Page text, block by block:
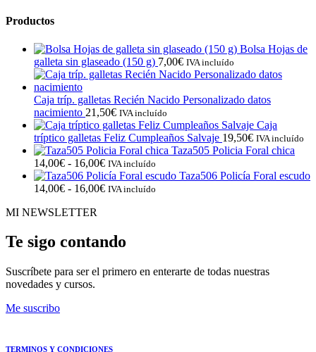
Productos
Bolsa Hojas de
galleta sin glaseado (150 g) 7,00€ IVA incluído
Caja tríp. galletas Recién Nacido Personalizado datos
nacimiento 21,50€ IVA incluído
Caja
tríptico galletas Feliz Cumpleaños Salvaje 19,50€ IVA incluído
Taza505 Policia Foral chica
14,00€ - 16,00€Rango
de
precios:
16,00€
IVA incluído
Taza506 Policía Foral escudo
14,00€ - 16,00€Rango
14,00€
hasta
IVA incluído
MI NEWSLETTER
Te sigo contando
Suscríbete para ser el primero en enterarte de todas nuestras
novedades y cursos.
Me suscribo
TERMINOS Y CONDICIONES